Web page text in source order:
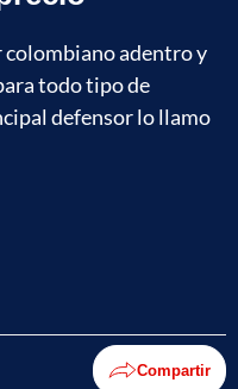
adentro y
todo tipo de
defensor lo llamo
Compartir